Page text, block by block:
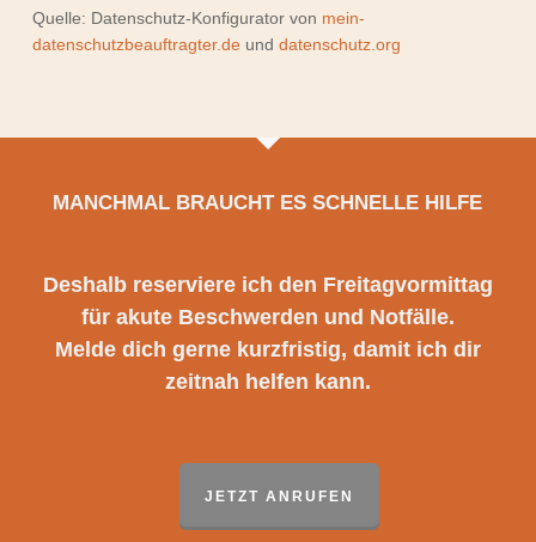
Quelle: Datenschutz-Konfigurator von mein-
datenschutzbeauftragter.de und datenschutz.org
MANCHMAL BRAUCHT ES SCHNELLE HILFE
Deshalb reserviere ich den Freitagvormittag
für akute Beschwerden und Notfälle.
Melde dich gerne kurzfristig, damit ich dir
zeitnah helfen kann.
JETZT ANRUFEN